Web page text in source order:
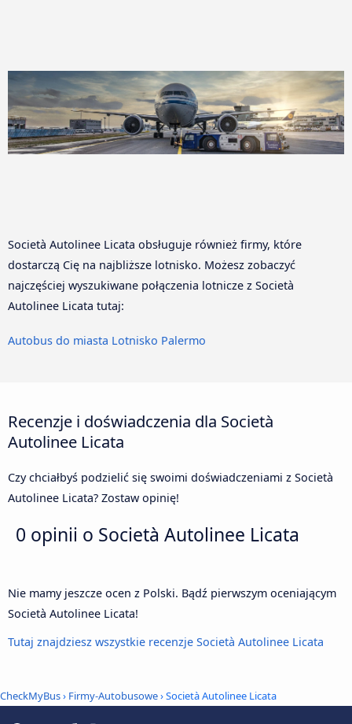
Società Autolinee Licata obsługuje również firmy, które
dostarczą Cię na najbliższe lotnisko. Możesz zobaczyć
najczęściej wyszukiwane połączenia lotnicze z Società
Autolinee Licata tutaj:
Autobus do miasta Lotnisko Palermo
Recenzje i doświadczenia dla Società
Autolinee Licata
Czy chciałbyś podzielić się swoimi doświadczeniami z Società
Autolinee Licata? Zostaw opinię!
0 opinii o Società Autolinee Licata
Nie mamy jeszcze ocen z Polski. Bądź pierwszym oceniającym
Società Autolinee Licata!
Tutaj znajdziesz wszystkie recenzje Società Autolinee Licata
CheckMyBus› Firmy-Autobusowe› Società Autolinee Licata